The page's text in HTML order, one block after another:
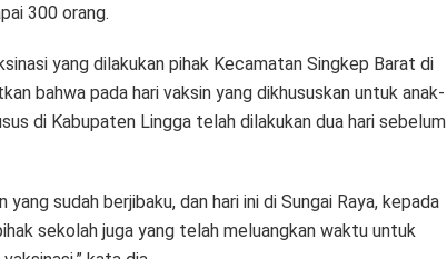
300 orang.
yang dilakukan pihak Kecamatan Singkep Barat di
bahwa pada hari vaksin yang dikhususkan untuk anak-
di Kabupaten Lingga telah dilakukan dua hari sebelum
sudah berjibaku, dan hari ini di Sungai Raya, kepada
sekolah juga yang telah meluangkan waktu untuk